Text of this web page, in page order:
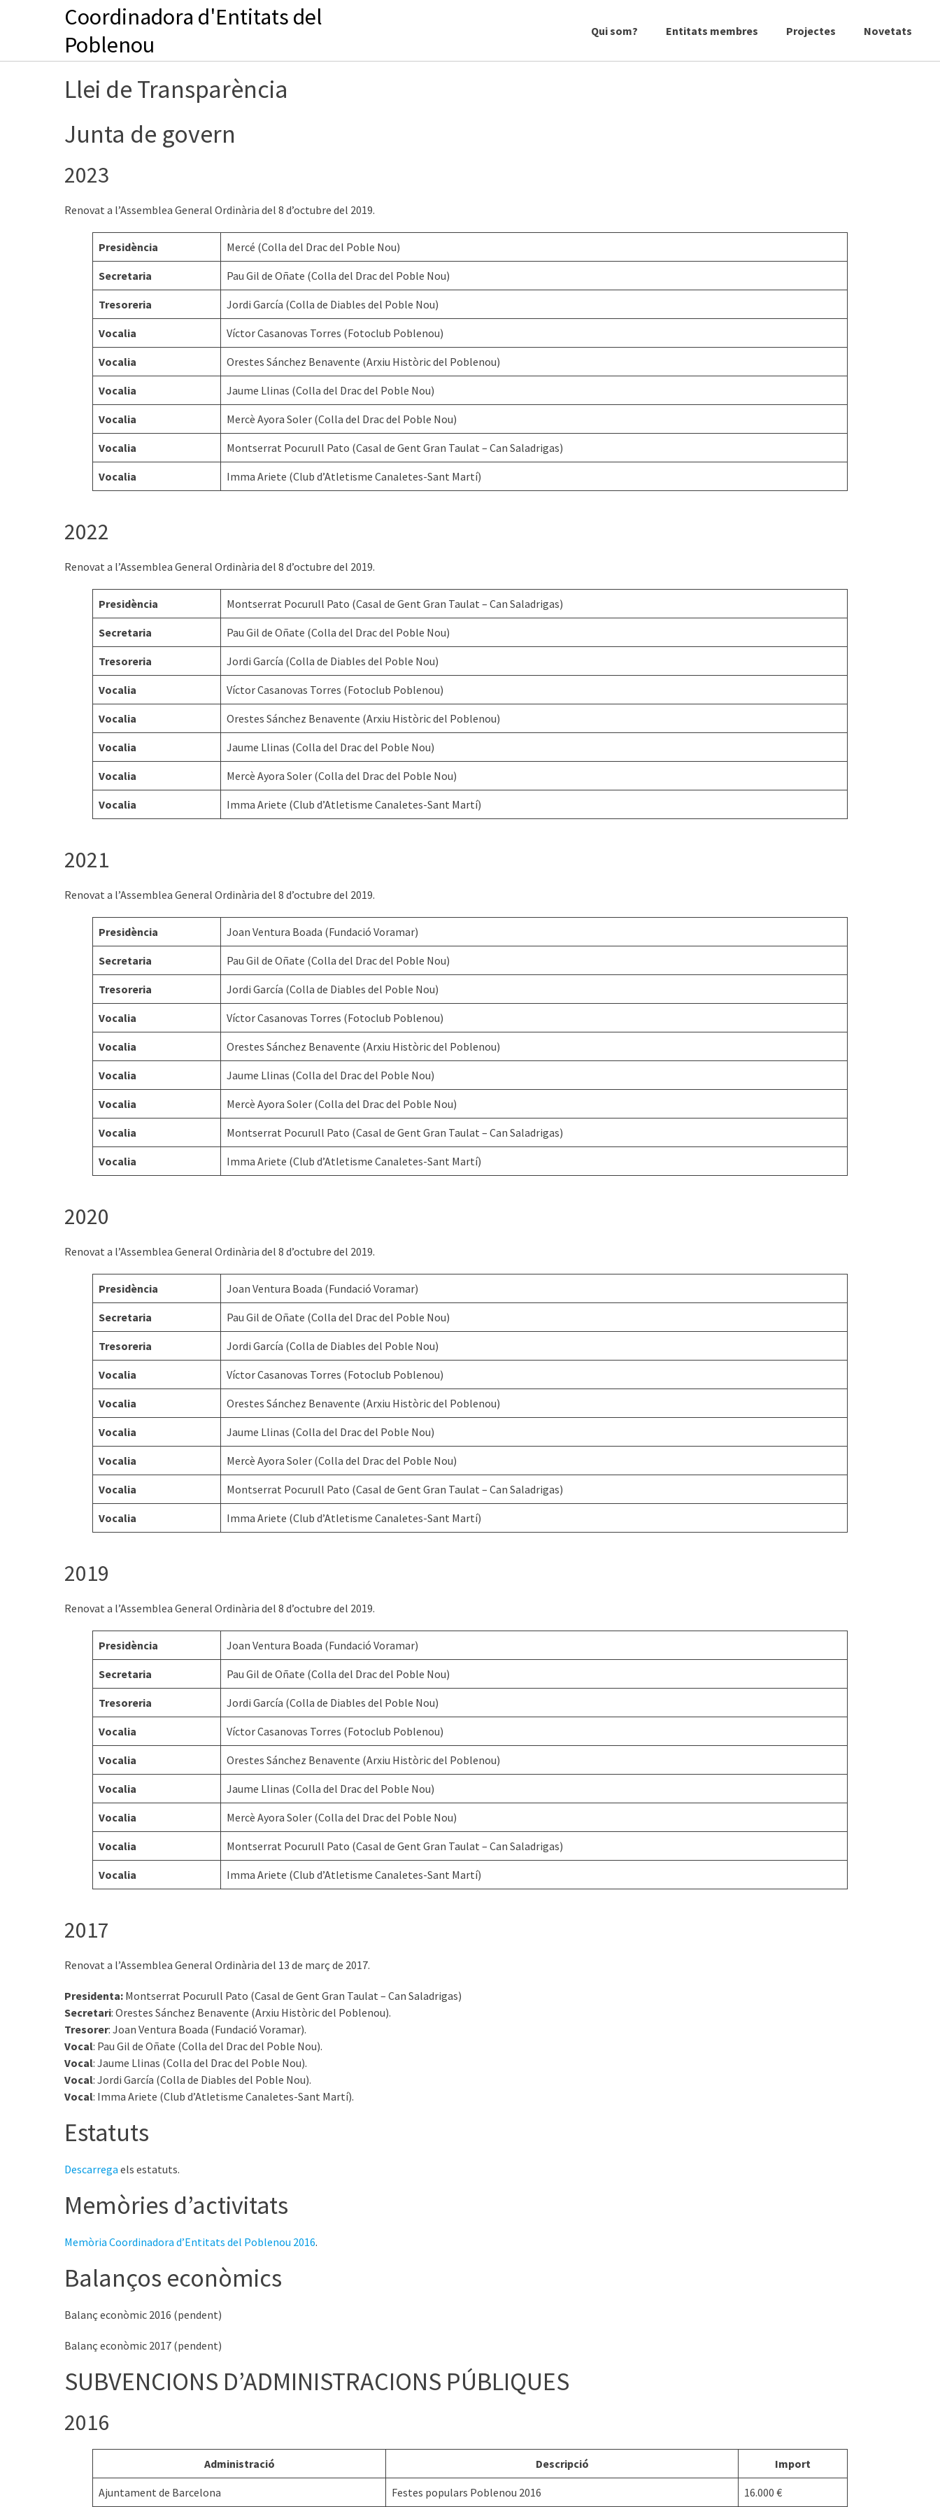
Coordinadora d'Entitats del
Poblenou
Qui som? Entitats membres Projectes Novetats
Llei de Transparència
Junta de govern
2023
Renovat a l’Assemblea General Ordinària del 8 d’octubre del 2019.
Presidència Mercé (Colla del Drac del Poble Nou)
Secretaria Pau Gil de Oñate (Colla del Drac del Poble Nou)
Tresoreria Jordi García (Colla de Diables del Poble Nou)
Vocalia Víctor Casanovas Torres (Fotoclub Poblenou)
Vocalia Orestes Sánchez Benavente (Arxiu Històric del Poblenou)
Vocalia Jaume Llinas (Colla del Drac del Poble Nou)
Vocalia Mercè Ayora Soler (Colla del Drac del Poble Nou)
Vocalia Montserrat Pocurull Pato (Casal de Gent Gran Taulat – Can Saladrigas)
Vocalia Imma Ariete (Club d’Atletisme Canaletes-Sant Martí)
2022
Renovat a l’Assemblea General Ordinària del 8 d’octubre del 2019.
Presidència Montserrat Pocurull Pato (Casal de Gent Gran Taulat – Can Saladrigas)
Secretaria Pau Gil de Oñate (Colla del Drac del Poble Nou)
Tresoreria Jordi García (Colla de Diables del Poble Nou)
Vocalia Víctor Casanovas Torres (Fotoclub Poblenou)
Vocalia Orestes Sánchez Benavente (Arxiu Històric del Poblenou)
Vocalia Jaume Llinas (Colla del Drac del Poble Nou)
Vocalia Mercè Ayora Soler (Colla del Drac del Poble Nou)
Vocalia Imma Ariete (Club d’Atletisme Canaletes-Sant Martí)
2021
Renovat a l’Assemblea General Ordinària del 8 d’octubre del 2019.
Presidència Joan Ventura Boada (Fundació Voramar)
Secretaria Pau Gil de Oñate (Colla del Drac del Poble Nou)
Tresoreria Jordi García (Colla de Diables del Poble Nou)
Vocalia Víctor Casanovas Torres (Fotoclub Poblenou)
Vocalia Orestes Sánchez Benavente (Arxiu Històric del Poblenou)
Vocalia Jaume Llinas (Colla del Drac del Poble Nou)
Vocalia Mercè Ayora Soler (Colla del Drac del Poble Nou)
Vocalia Montserrat Pocurull Pato (Casal de Gent Gran Taulat – Can Saladrigas)
Vocalia Imma Ariete (Club d’Atletisme Canaletes-Sant Martí)
2020
Renovat a l’Assemblea General Ordinària del 8 d’octubre del 2019.
Presidència Joan Ventura Boada (Fundació Voramar)
Secretaria Pau Gil de Oñate (Colla del Drac del Poble Nou)
Tresoreria Jordi García (Colla de Diables del Poble Nou)
Vocalia Víctor Casanovas Torres (Fotoclub Poblenou)
Vocalia Orestes Sánchez Benavente (Arxiu Històric del Poblenou)
Vocalia Jaume Llinas (Colla del Drac del Poble Nou)
Vocalia Mercè Ayora Soler (Colla del Drac del Poble Nou)
Vocalia Montserrat Pocurull Pato (Casal de Gent Gran Taulat – Can Saladrigas)
Vocalia Imma Ariete (Club d’Atletisme Canaletes-Sant Martí)
2019
Renovat a l’Assemblea General Ordinària del 8 d’octubre del 2019.
Presidència Joan Ventura Boada (Fundació Voramar)
Secretaria Pau Gil de Oñate (Colla del Drac del Poble Nou)
Tresoreria Jordi García (Colla de Diables del Poble Nou)
Vocalia Víctor Casanovas Torres (Fotoclub Poblenou)
Vocalia Orestes Sánchez Benavente (Arxiu Històric del Poblenou)
Vocalia Jaume Llinas (Colla del Drac del Poble Nou)
Vocalia Mercè Ayora Soler (Colla del Drac del Poble Nou)
Vocalia Montserrat Pocurull Pato (Casal de Gent Gran Taulat – Can Saladrigas)
Vocalia Imma Ariete (Club d’Atletisme Canaletes-Sant Martí)
2017
Renovat a l’Assemblea General Ordinària del 13 de març de 2017.
Presidenta: Montserrat Pocurull Pato (Casal de Gent Gran Taulat – Can Saladrigas)
Secretari: Orestes Sánchez Benavente (Arxiu Històric del Poblenou).
Tresorer: Joan Ventura Boada (Fundació Voramar).
Vocal: Pau Gil de Oñate (Colla del Drac del Poble Nou).
Vocal: Jaume Llinas (Colla del Drac del Poble Nou).
Vocal: Jordi García (Colla de Diables del Poble Nou).
Vocal: Imma Ariete (Club d’Atletisme Canaletes-Sant Martí).
Estatuts
Descarrega els estatuts.
Memòries d’activitats
Memòria Coordinadora d’Entitats del Poblenou 2016.
Balanços econòmics
Balanç econòmic 2016 (pendent)
Balanç econòmic 2017 (pendent)
SUBVENCIONS D’ADMINISTRACIONS PÚBLIQUES
2016
Administració Descripció Import
Ajuntament de Barcelona Festes populars Poblenou 2016 16.000 €